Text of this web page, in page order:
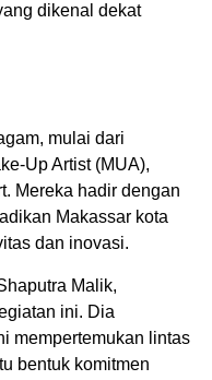
dikenal dekat
mulai dari
Up Artist (MUA),
Mereka hadir dengan
Makassar kota
dan inovasi.
Malik,
ini. Dia
mempertemukan lintas
bentuk komitmen